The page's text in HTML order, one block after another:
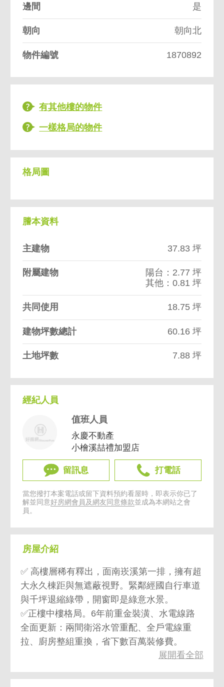
邊間 是
朝向 朝向北
物件編號 1870892
有其他樓的物件
一樣格局的物件
格局圖
謄本資料
主建物 37.83 坪
附屬建物
陽台：2.77 坪
其他：0.81 坪
共同使用 18.75 坪
建物坪數總計 60.16 坪
土地坪數 7.88 坪
經紀人員
值班人員
永慶不動產
小檜溪喆禮加盟店
留訊息 打電話
當您撥打本案電話或留下資料預約看屋時，即表示你已了
解並同意好房網會員及網友同意條款並成為本網站之會
員。
房屋介紹
✅ 高樓層稀有釋出，面南崁溪第一排，擁有超
大永久棟距與無遮蔽視野。緊鄰經國自行車道
與千坪退縮綠帶，開窗即是綠意水景。
✅正樓中樓格局。6年前重金裝潢、水電線路
全面更新：兩間衛浴水管重配、全戶電線重
拉、廚房整組重換，省下數百萬裝修費。
✅社區管理基金長年維持高水平，財力雄厚、
展開看全部